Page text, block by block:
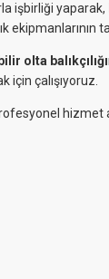
işbirliği yaparak,
ekipmanlarının
olta balıkçılığı
için çalışıyoruz.